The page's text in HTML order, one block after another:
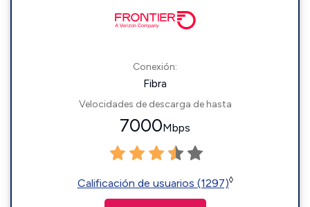
Conexión:
Fibra
Velocidades de descarga de hasta
7000Mbps
Calificación de usuarios (1297)◊